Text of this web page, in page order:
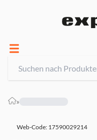
»
Web-Code: 17590029214